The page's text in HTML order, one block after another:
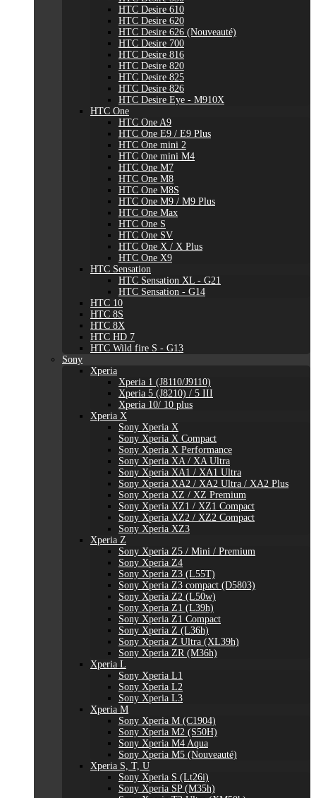
HTC Desire 610
HTC Desire 620
HTC Desire 626 (Nouveauté)
HTC Desire 700
HTC Desire 816
HTC Desire 820
HTC Desire 825
HTC Desire 826
HTC Desire Eye - M910X
HTC One
HTC One A9
HTC One E9 / E9 Plus
HTC One mini 2
HTC One mini M4
HTC One M7
HTC One M8
HTC One M8S
HTC One M9 / M9 Plus
HTC One Max
HTC One S
HTC One SV
HTC One X / X Plus
HTC One X9
HTC Sensation
HTC Sensation XL - G21
HTC Sensation - G14
HTC 10
HTC 8S
HTC 8X
HTC HD 7
HTC Wild fire S - G13
Sony
Xperia
Xperia 1 (J8110/J9110)
Xperia 5 (J8210) / 5 III
Xperia 10/ 10 plus
Xperia X
Sony Xperia X
Sony Xperia X Compact
Sony Xperia X Performance
Sony Xperia XA / XA Ultra
Sony Xperia XA1 / XA1 Ultra
Sony Xperia XA2 / XA2 Ultra / XA2 Plus
Sony Xperia XZ / XZ Premium
Sony Xperia XZ1 / XZ1 Compact
Sony Xperia XZ2 / XZ2 Compact
Sony Xperia XZ3
Xperia Z
Sony Xperia Z5 / Mini / Premium
Sony Xperia Z4
Sony Xperia Z3 (L55T)
Sony Xperia Z3 compact (D5803)
Sony Xperia Z2 (L50w)
Sony Xperia Z1 (L39h)
Sony Xperia Z1 Compact
Sony Xperia Z (L36h)
Sony Xperia Z Ultra (XL39h)
Sony Xperia ZR (M36h)
Xperia L
Sony Xperia L1
Sony Xperia L2
Sony Xperia L3
Xperia M
Sony Xperia M (C1904)
Sony Xperia M2 (S50H)
Sony Xperia M4 Aqua
Sony Xperia M5 (Nouveauté)
Xperia S, T, U
Sony Xperia S (Lt26i)
Sony Xperia SP (M35h)